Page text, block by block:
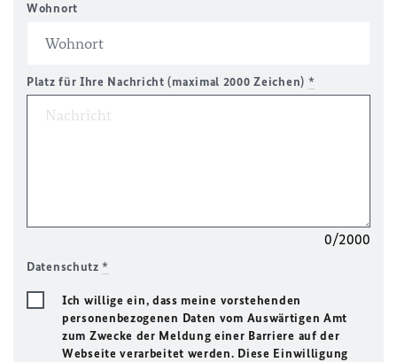
Wohnort
Platz für Ihre Nachricht (maximal 2000 Zeichen) *
0/2000
Datenschutz*
Ich willige ein, dass meine vorstehenden
personenbezogenen Daten vom Auswärtigen Amt
zum Zwecke der Meldung einer Barriere auf der
Webseite verarbeitet werden. Diese Einwilligung